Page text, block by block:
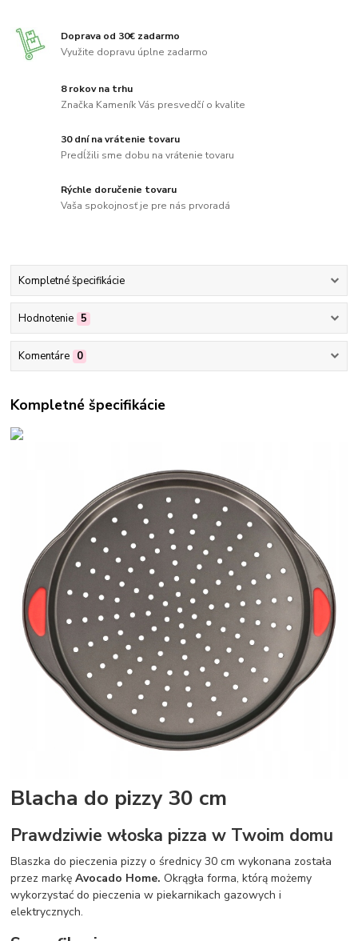
Doprava od 30€ zadarmo
Využite dopravu úplne zadarmo
8 rokov na trhu
Značka Kameník Vás presvedčí o kvalite
30 dní na vrátenie tovaru
Predĺžili sme dobu na vrátenie tovaru
Rýchle doručenie tovaru
Vaša spokojnosť je pre nás prvoradá
Kompletné špecifikácie
Hodnotenie 5
Komentáre 0
Kompletné špecifikácie
Blacha do pizzy 30 cm
Prawdziwie włoska pizza w Twoim domu
Blaszka do pieczenia pizzy o średnicy 30 cm wykonana została
przez markęAvocado Home.Okrągła forma, którą możemy
wykorzystać do pieczenia w piekarnikach gazowych i
elektrycznych.